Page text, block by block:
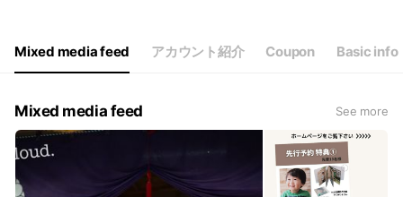
Sat
10:00 - 17:30
Mixed media feed アカウント紹介 Coupon Basic info
Mixed media feed See more